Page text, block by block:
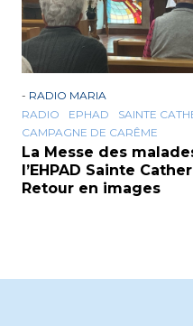
- RADIO MARIA
RADIO
EPHAD SAINTE
CAMPAGNE DE CARÊME
La Messe des
l’EHPAD Sainte
Retour en images